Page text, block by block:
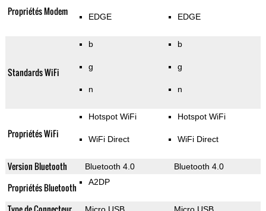
Propriétés Modem EDGE EDGE
Standards WiFi
b
g
n
b
g
n
Propriétés WiFi
Hotspot WiFi
WiFi Direct
Hotspot WiFi
WiFi Direct
Version Bluetooth Bluetooth 4.0 Bluetooth 4.0
Propriétés Bluetooth A2DP